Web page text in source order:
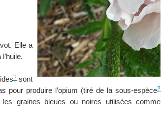
Elle a
?sont
pour produire l’opium (tiré de la sous-espèce?
graines bleues ou noires utilisées comme